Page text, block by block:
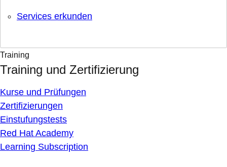
Services erkunden
Training
Training und Zertifizierung
Kurse und Prüfungen
Zertifizierungen
Einstufungstests
Red Hat Academy
Learning Subscription